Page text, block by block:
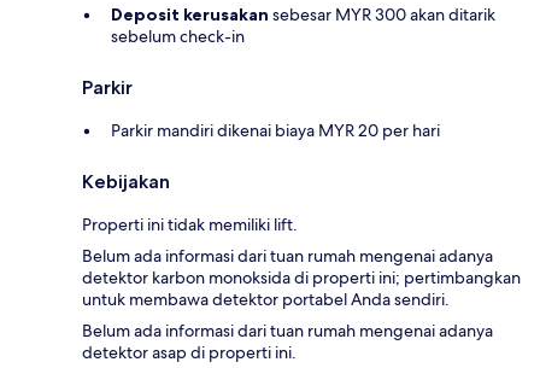
Deposit kerusakan sebesar MYR 300 akan ditarik
sebelum check-in
Parkir
Parkir mandiri dikenai biaya MYR 20 per hari
Kebijakan
Properti ini tidak memiliki lift.
Belum ada informasi dari tuan rumah mengenai adanya
detektor karbon monoksida di properti ini; pertimbangkan
untuk membawa detektor portabel Anda sendiri.
Belum ada informasi dari tuan rumah mengenai adanya
detektor asap di properti ini.